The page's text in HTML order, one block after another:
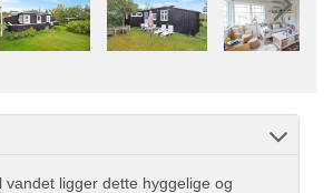
ligger dette hyggelige og